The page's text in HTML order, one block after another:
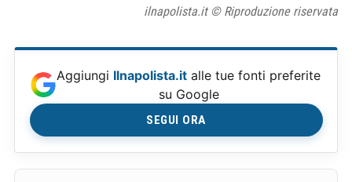
ilnapolista.it © Riproduzione riservata
Aggiungi Ilnapolista.it alle tue fonti preferite
su Google
SEGUI ORA